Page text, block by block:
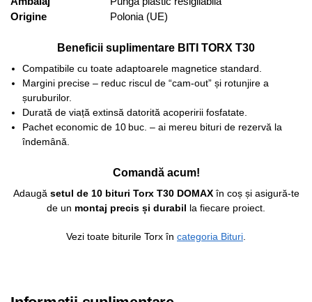
Origine
Polonia (UE)
Beneficii suplimentare BITI TORX T30
Compatibile cu toate adaptoarele magnetice standard.
Margini precise – reduc riscul de “cam‑out” și rotunjire a
șuruburilor.
Durată de viață extinsă datorită acoperirii fosfatate.
Pachet economic de 10 buc. – ai mereu bituri de rezervă la
îndemână.
Comandă acum!
Adaugă setul de 10 bituri Torx T30 DOMAXîn coș și asigură‑te
de un montaj precis și durabil la fiecare proiect.
Vezi toate biturile Torx în categoria Bituri